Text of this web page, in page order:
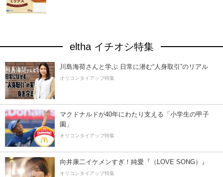
eltha イチオシ特集
川島海荷さんと学ぶ 日常に潜む“人身取引”のリアル
オリコンタイアップ特集
マクドナルドが40年にわたり支える「小学生の甲子
園」
オリコンタイアップ特集
向井康二イケメンすぎ！純愛『（LOVE SONG）』
オリコンタイアップ特集